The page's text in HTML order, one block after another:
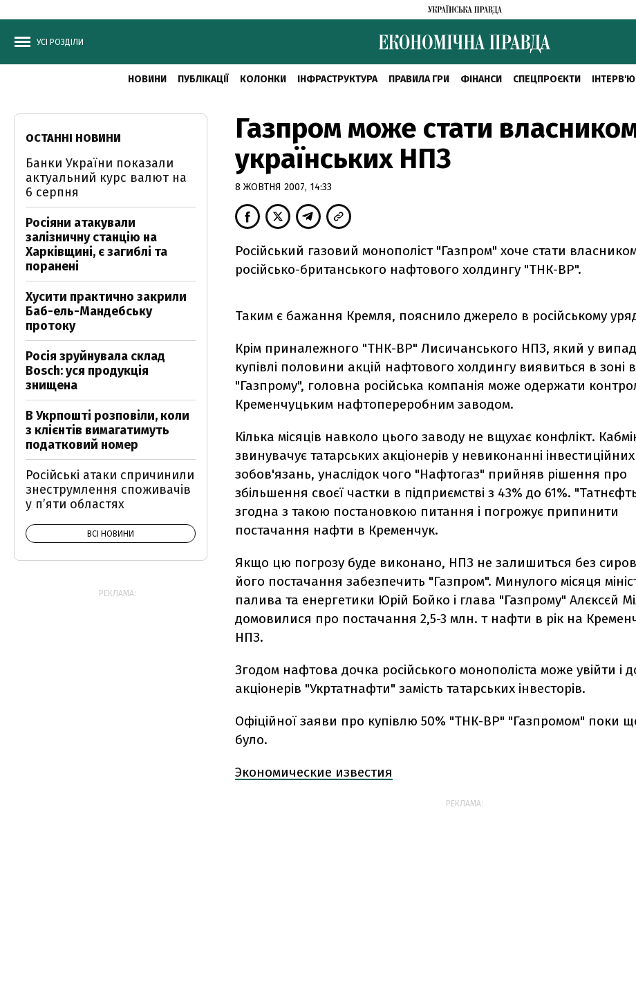
УСІ РОЗДІЛИ
НОВИНИ ПУБЛІКАЦІЇ КОЛОНКИ ІНФРАСТРУКТУРА ПРАВИЛА ГРИ ФІНАНСИ СПЕЦПРОЄКТИ ІНТЕРВ'Ю
Газпром може стати
українських НПЗ
8 ЖОВТНЯ 2007, 14:33
Російський газовий монополіст "Газпром" хоче стати
російсько-британського нафтового холдингу "ТНК-ВР".
Таким є бажання Кремля, пояснило джерело в російському
Крім приналежного "ТНК-ВР" Лисичанського НПЗ, який у
купівлі половини акцій нафтового холдингу виявиться в зоні
"Газпрому", головна російська компанія може одержати
Кременчуцьким нафтопереробним заводом.
Кілька місяців навколо цього заводу не вщухає конфлікт.
звинувачує татарських акціонерів у невиконанні інвестиційних
зобов'язань, унаслідок чого "Нафтогаз" прийняв рішення про
збільшення своєї частки в підприємстві з 43% до 61%.
згодна з такою постановкою питання і погрожує припинити
постачання нафти в Кременчук.
Якщо цю погрозу буде виконано, НПЗ не залишиться без
його постачання забезпечить "Газпром". Минулого місяця
палива та енергетики Юрій Бойко і глава "Газпрому" Алєксєй
домовилися про постачання 2,5-3 млн. т нафти в рік на
НПЗ.
Згодом нафтова дочка російського монополіста може увійти і
акціонерів "Укртатнафти" замість татарських інвесторів.
Офіційної заяви про купівлю 50% "ТНК-ВР" "Газпромом" поки
було.
Экономические известия
РЕКЛАМА:
ОСТАННІ НОВИНИ
Банки України показали
актуальний курс валют на
6 серпня
Росіяни атакували
залізничну станцію на
Харківщині, є загиблі та
поранені
Хусити практично закрили
Баб-ель-Мандебську
протоку
Росія зруйнувала склад
Bosch: уся продукція
знищена
В Укрпошті розповіли, коли
з клієнтів вимагатимуть
податковий номер
Російські атаки спричинили
знеструмлення споживачів
у п’яти областях
ВСІ НОВИНИ
РЕКЛАМА: